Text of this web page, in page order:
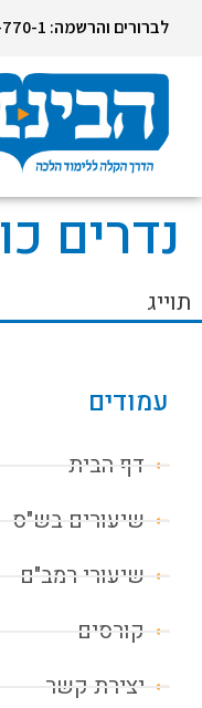
לברורים והרשמה: 1-700-55-770-1
נדרים כו
תוייג
עמודים
דף הבית
שיעורים בש"ס
שיעורי רמב"ם
קורסים
יצירת קשר